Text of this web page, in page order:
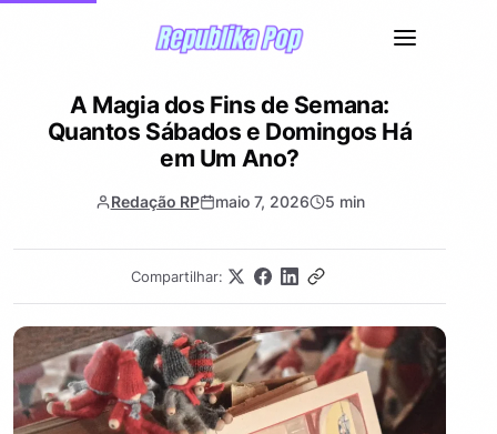
A Magia dos Fins de Semana:
Quantos Sábados e Domingos Há
em Um Ano?
Redação RP maio 7, 2026 5 min
Compartilhar: